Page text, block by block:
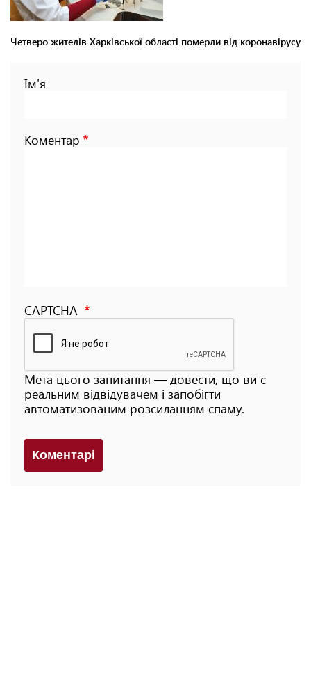
Четверо жителів Харківської області померли від коронавірусу
Ім'я
Коментар
CAPTCHA
Мета цього запитання — довести, що ви є
реальним відвідувачем і запобігти
автоматизованим розсиланням спаму.
Коментарi